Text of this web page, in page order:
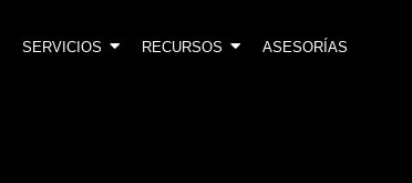
SERVICIOS RECURSOS ASESORÍAS